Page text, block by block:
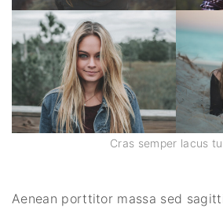
Cras semper lacus
Aenean porttitor massa sed